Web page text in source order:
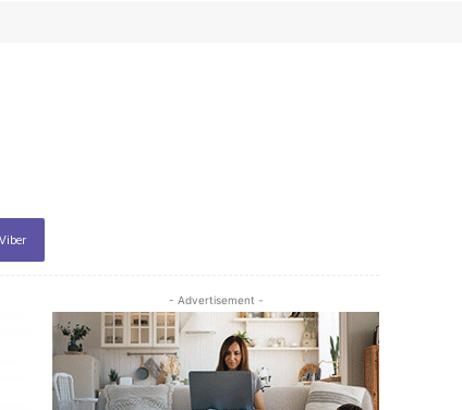
Viber
- Advertisement -